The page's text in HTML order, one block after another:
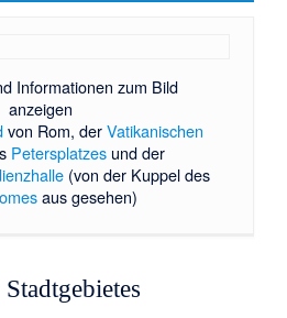
Informationen zum Bild
anzeigen
von Rom, derVatikanischen
Petersplatzes und der
(von der Kuppel des
aus gesehen)